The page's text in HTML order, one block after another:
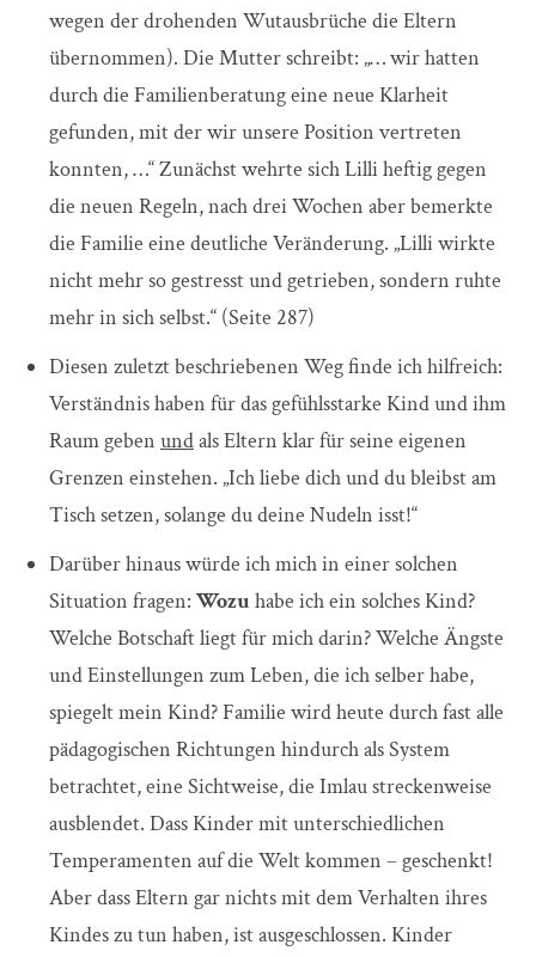
wegen der drohenden Wutausbrüche die Eltern
übernommen). Die Mutter schreibt: „… wir hatten
durch die Familienberatung eine neue Klarheit
gefunden, mit der wir unsere Position vertreten
konnten, …“ Zunächst wehrte sich Lilli heftig gegen
die neuen Regeln, nach drei Wochen aber bemerkte
die Familie eine deutliche Veränderung. „Lilli wirkte
nicht mehr so gestresst und getrieben, sondern ruhte
mehr in sich selbst.“ (Seite 287)
Diesen zuletzt beschriebenen Weg finde ich hilfreich:
Verständnis haben für das gefühlsstarke Kind und ihm
Raum geben undals Eltern klar für seine eigenen
Grenzen einstehen. „Ich liebe dich und du bleibst am
Tisch setzen, solange du deine Nudeln isst!“
Darüber hinaus würde ich mich in einer solchen
Situation fragen: Wozu habe ich ein solches Kind?
Welche Botschaft liegt für mich darin? Welche Ängste
und Einstellungen zum Leben, die ich selber habe,
spiegelt mein Kind? Familie wird heute durch fast alle
pädagogischen Richtungen hindurch als System
betrachtet, eine Sichtweise, die Imlau streckenweise
ausblendet. Dass Kinder mit unterschiedlichen
Temperamenten auf die Welt kommen – geschenkt!
Aber dass Eltern gar nichts mit dem Verhalten ihres
Kindes zu tun haben, ist ausgeschlossen. Kinder